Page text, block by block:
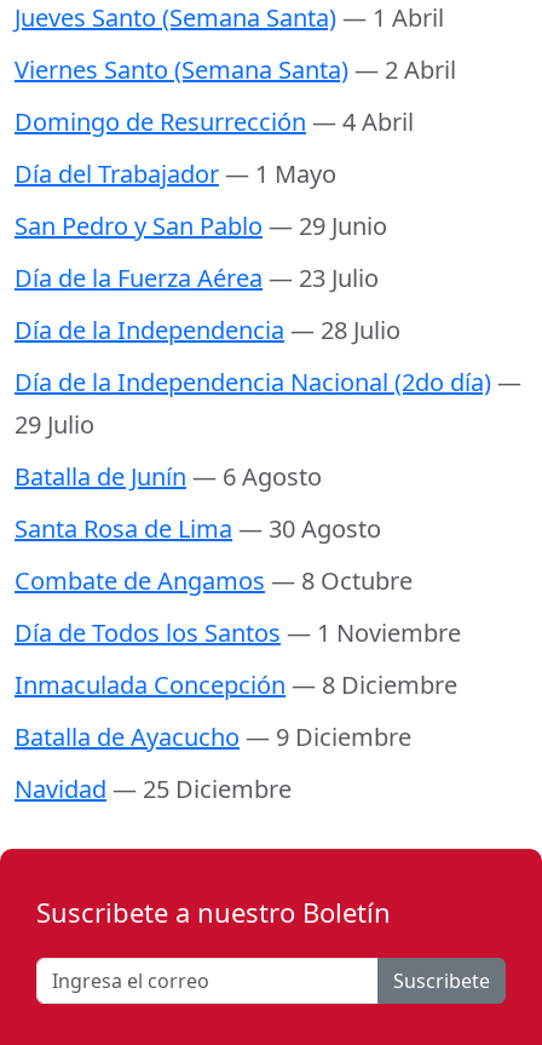
Jueves Santo (Semana Santa)— 1 Abril
Viernes Santo (Semana Santa)— 2 Abril
Domingo de Resurrección — 4 Abril
Día del Trabajador— 1 Mayo
San Pedro y San Pablo — 29 Junio
Día de la Fuerza Aérea — 23 Julio
Día de la Independencia — 28 Julio
Día de la Independencia Nacional (2do día)—
29 Julio
Batalla de Junín — 6 Agosto
Santa Rosa de Lima — 30 Agosto
Combate de Angamos — 8 Octubre
Día de Todos los Santos — 1 Noviembre
Inmaculada Concepción — 8 Diciembre
Batalla de Ayacucho — 9 Diciembre
Navidad — 25 Diciembre
Suscribete a nuestro Boletín
Suscribete